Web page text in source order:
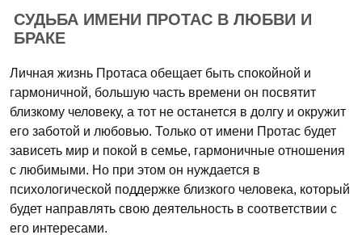
СУДЬБА ИМЕНИ ПРОТАС В ЛЮБВИ И
БРАКЕ
Личная жизнь Протаса обещает быть спокойной и
гармоничной, большую часть времени он посвятит
близкому человеку, а тот не останется в долгу и окружит
его заботой и любовью. Только от имени Протас будет
зависеть мир и покой в семье, гармоничные отношения
с любимыми. Но при этом он нуждается в
психологической поддержке близкого человека, который
будет направлять свою деятельность в соответствии с
его интересами.